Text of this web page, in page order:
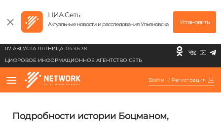
ЦИА Сеть
Актуальные новости и расследования Ульяновска Установить
07 АВГУСТА ПЯТНИЦА 04:46:38
ЦИФРОВОЕ ИНФОРМАЦИОННОЕ АГЕНТСТВО СЕТЬ
Войти / Регистрация
Подробности истории Боцманом,